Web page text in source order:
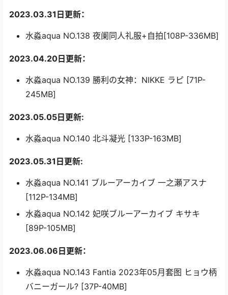
2023.03.31日更新：
水淼aqua NO.138 夜阑同人礼服+自拍[108P-336MB]
2023.04.20日更新：
水淼aqua NO.139 勝利の女神：NIKKE ラピ [71P-
245MB]
2023.05.05日更新:
水淼aqua NO.140 北斗凝光 [133P-163MB]
2023.05.31日更新:
水淼aqua NO.141 ブルーアーカイブ 一之瀬アスナ
[112P-134MB]
水淼aqua NO.142 妃咲ブルーアーカイブ キサキ
[89P-105MB]
2023.06.06日更新：
水淼aqua NO.143 Fantia 2023年05月套图 ヒョウ柄
バニーガール? [37P-40MB]